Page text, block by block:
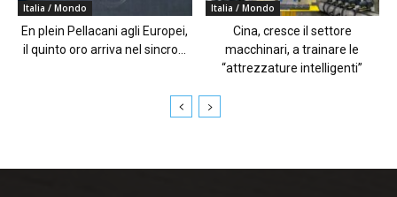
Italia / Mondo
En plein Pellacani agli Europei,
il quinto oro arriva nel sincro...
Italia / Mondo
Cina, cresce il settore
macchinari, a trainare le
“attrezzature intelligenti”